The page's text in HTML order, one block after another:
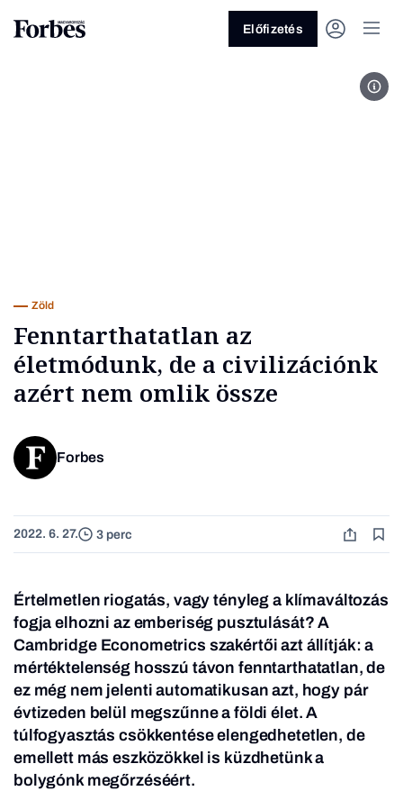
Előfizetés
Zöld
Fenntarthatatlan az
életmódunk, de a civilizációnk
azért nem omlik össze
Forbes
2022. 6. 27. 3 perc
Értelmetlen riogatás, vagy tényleg a klímaváltozás
fogja elhozni az emberiség pusztulását? A
Cambridge Econometrics szakértői azt állítják: a
mértéktelenség hosszú távon fenntarthatatlan, de
ez még nem jelenti automatikusan azt, hogy pár
évtizeden belül megszűnne a földi élet. A
túlfogyasztás csökkentése elengedhetetlen, de
emellett más eszközökkel is küzdhetünk a
bolygónk megőrzéséért.